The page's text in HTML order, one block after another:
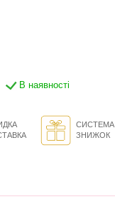
В наявності
СИСТЕМА
ЗНИЖОК